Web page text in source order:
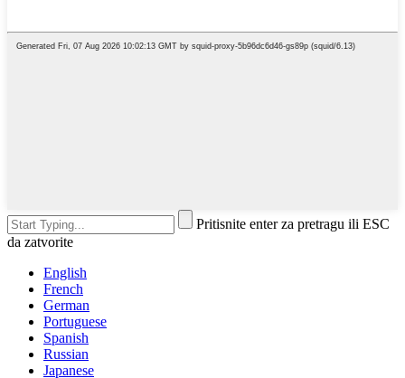
Pritisnite enter za pretragu ili ESC
da zatvorite
English
French
German
Portuguese
Spanish
Russian
Japanese